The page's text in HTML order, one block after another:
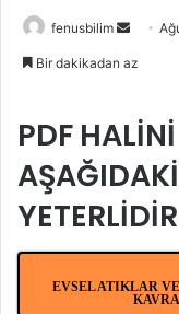
fenusbilim
Bir
Bir dakikadan az
PDF
YETERLİDİR
EVSEL ATIKLAR